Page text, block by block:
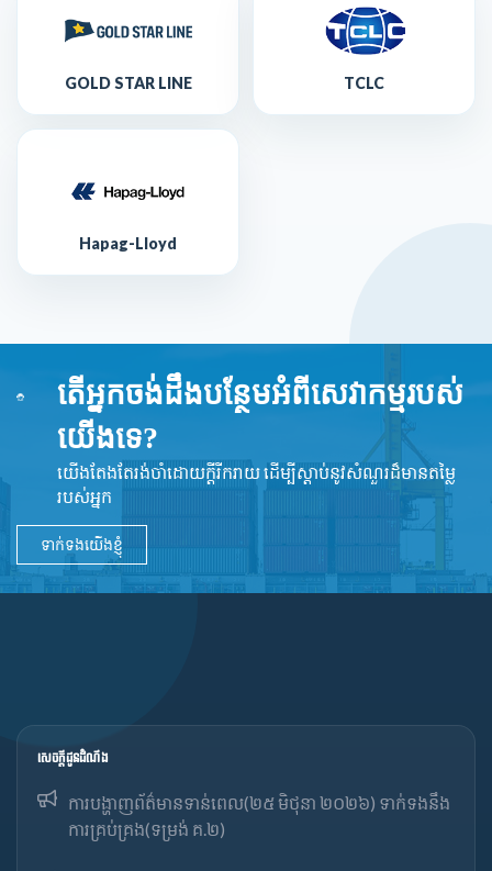
GOLD STAR LINE TCLC
Hapag-Lloyd
តើអ្នកចង់ដឹងបន្ថែមអំពីសេវាកម្មរបស់
យើងទេ?
យើងតែងតែរង់ចាំដោយក្ដីរីករាយ ដើម្បីស្តាប់នូវ​សំណួរដ៏​មានតម្លៃ
របស់អ្នក
ទាក់ទងយើងខ្ញុំ
សេចក្ដីជូនដំណឹង
ការបង្ហាញព័ត៌មានទាន់ពេល(២៥ មិថុនា ២០២៦) ទាក់ទងនឹង
ការគ្រប់គ្រង(ទម្រង់ គ.២)